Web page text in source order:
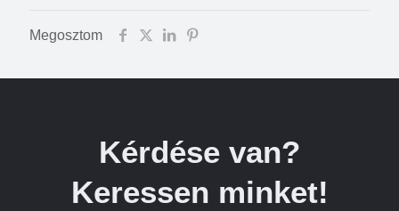
Megosztom
Kérdése van?
Keressen minket!